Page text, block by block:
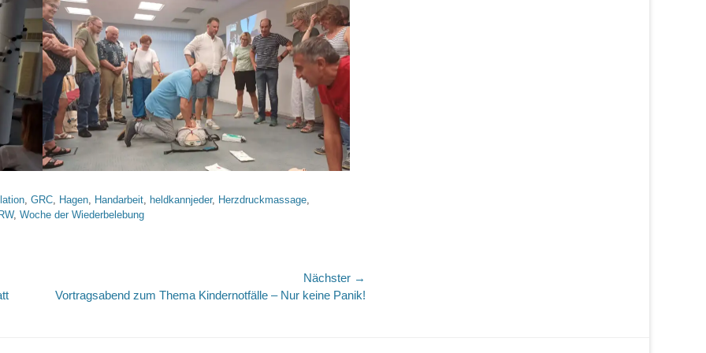
GRC Hagen Handarbeit heldkannjeder, Herzdruckmassage
, Woche der Wiederbelebung
Nächster →
Nächster
Vortragsabend zum Thema Kindernotfälle – Nur keine Panik!